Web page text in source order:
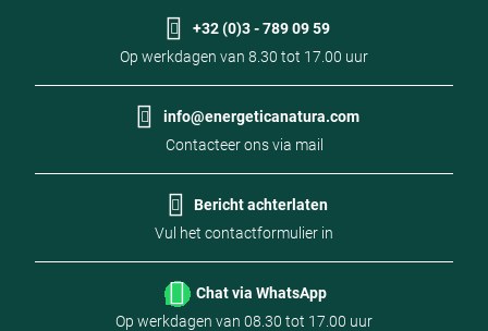
+32 (0)3 - 789 09 59
Op werkdagen van 8.30 tot 17.00 uur
info@energeticanatura.com
Contacteer ons via mail
Bericht achterlaten
Vul het contactformulier in
Chat via WhatsApp
Op werkdagen van 08.30 tot 17.00 uur